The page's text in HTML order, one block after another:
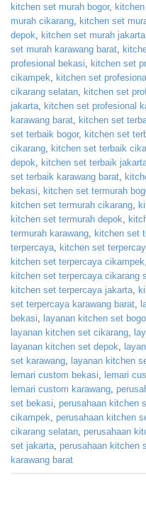
kitchen set murah bogor,
murah cikarang
kitchen set
depok
kitchen set murah jakarta
set murah karawang barat
profesional bekasi
kitchen set
cikampek
kitchen set
cikarang selatan
kitchen set
jakarta
kitchen set profesional
karawang barat
kitchen set
set terbaik bogor, kitchen set
cikarang
kitchen set terbaik
depok
kitchen set terbaik
set terbaik karawang barat
bekasi
kitchen set termurah
kitchen set termurah cikarang
kitchen set termurah depok
termurah karawang
kitchen set
terpercaya
kitchen set
kitchen set terpercaya cikampek
kitchen set terpercaya cikarang
kitchen set terpercaya jakarta
set terpercaya karawang barat
bekasi
layanan kitchen set
layanan kitchen set cikarang
layanan kitchen set depok
set karawang
layanan kitchen
lemari custom bekasi
lemari
lemari custom karawang
set bekasi perusahaan kitchen
cikampek perusahaan kitchen
cikarang selatan perusahaan
set jakarta perusahaan kitchen
karawang barat